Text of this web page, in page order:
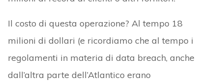
Il costo di questa operazione? Al tempo 18
milioni di dollari (e ricordiamo che al tempo i
regolamenti in materia di data breach, anche
dall’altra parte dell’Atlantico erano